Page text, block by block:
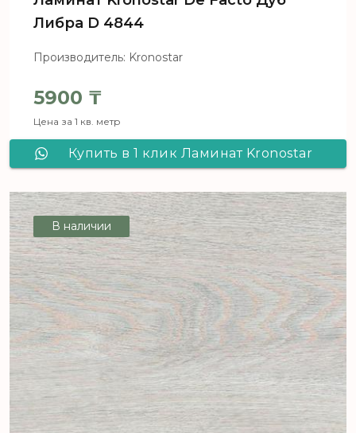
Либра D 4844
Производитель: Kronostar
5900 ₸
Цена за 1 кв. метр
Купить в 1 клик Ламинат Kronostar
В наличии